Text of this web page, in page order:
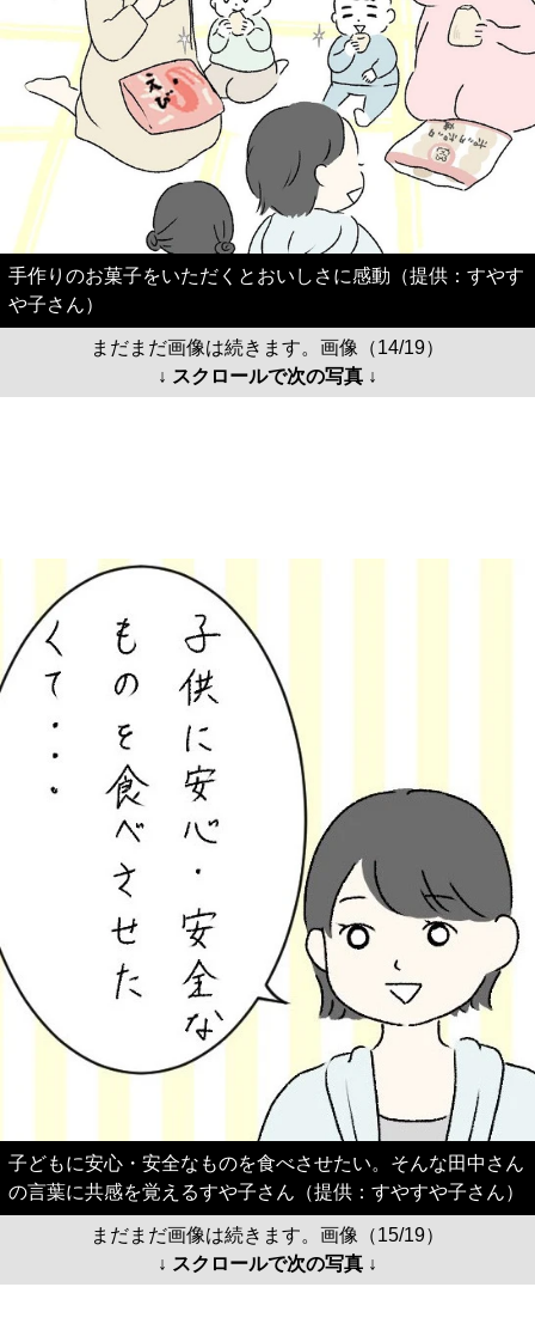
手作りのお菓子をいただくとおいしさに感動（提供：すやす
や子さん）
まだまだ画像は続きます。画像（14/19）
↓ スクロールで次の写真 ↓
子どもに安心・安全なものを食べさせたい。そんな田中さん
の言葉に共感を覚えるすや子さん（提供：すやすや子さん）
まだまだ画像は続きます。画像（15/19）
↓ スクロールで次の写真 ↓